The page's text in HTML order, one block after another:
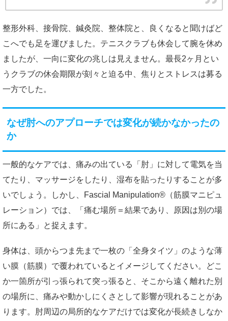
整形外科、接骨院、鍼灸院、整体院と、良くなると聞けばど
こへでも足を運びました。テニスクラブも休会して腕を休め
ましたが、一向に変化の兆しは見えません。最長2ヶ月とい
うクラブの休会期限が刻々と迫る中、焦りとストレスは募る
一方でした。
なぜ肘へのアプローチでは変化が続かなかったの
か
一般的なケアでは、痛みの出ている「肘」に対して電気を当
てたり、マッサージをしたり、湿布を貼ったりすることが多
いでしょう。しかし、Fascial Manipulation®（筋膜マニピュ
レーション）では、「痛む場所＝結果であり、原因は別の場
所にある」と捉えます。
身体は、頭からつま先まで一枚の「全身タイツ」のような薄
い膜（筋膜）で覆われているとイメージしてください。どこ
か一箇所が引っ張られて突っ張ると、そこから遠く離れた別
の場所に、痛みや動かしにくさとして影響が現れることがあ
ります。肘周辺の局所的なケアだけでは変化が長続きしなか